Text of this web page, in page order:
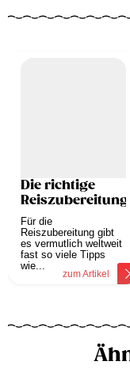
Die richtige
Reiszubereitung
Für die
Reiszubereitung gibt
es vermutlich weltweit
fast so viele Tipps
wie...
zum Artikel